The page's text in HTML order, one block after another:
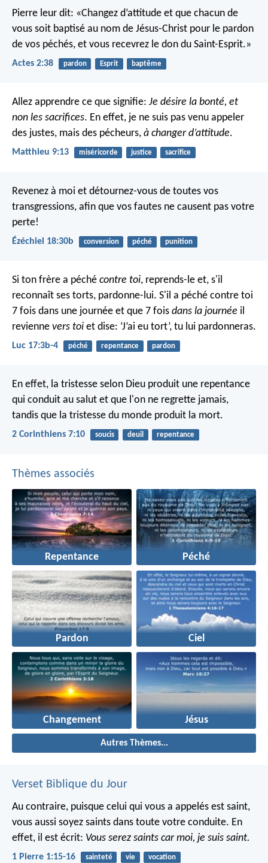
Pierre leur dit: «Changez d’attitude et que chacun de
vous soit baptisé au nom de Jésus-Christ pour le pardon
de vos péchés, et vous recevrez le don du Saint-Esprit.»
Actes 2:38 pardon Esprit baptême
Allez apprendre ce que signifie: Je désire la bonté, et
non les sacrifices. En effet, je ne suis pas venu appeler
des justes, mais des pécheurs, à changer d’attitude.
Matthieu 9:13 miséricorde justice sacrifice
Revenez à moi et détournez-vous de toutes vos
transgressions, afin que vos fautes ne causent pas votre
perte!
Ézéchiel 18:30b conversion péché punition
Si ton frère a péché contre toi, reprends-le et, s'il
reconnaît ses torts, pardonne-lui. S'il a péché contre toi
7 fois dans une journée et que 7 fois dans la journée il
revienne vers toi et dise: ‘J’ai eu tort’, tu lui pardonneras.
Luc 17:3b-4 péché repentance pardon
En effet, la tristesse selon Dieu produit une repentance
qui conduit au salut et que l'on ne regrette jamais,
tandis que la tristesse du monde produit la mort.
2 Corinthiens 7:10 soucis deuil repentance
Thèmes associés
Repentance Péché
Pardon Ciel
Changement Jésus
Autres Thèmes...
Verset Biblique du Jour
Au contraire, puisque celui qui vous a appelés est saint,
vous aussi soyez saints dans toute votre conduite. En
effet, il est écrit: Vous serez saints car moi, je suis saint.
1 Pierre 1:15-16 sainteté vie vocation